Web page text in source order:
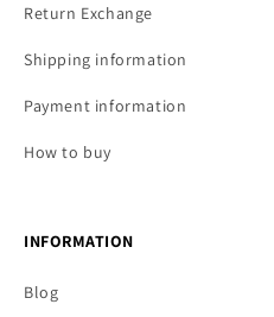
Return Exchange
Shipping information
Payment information
How to buy
INFORMATION
Blog